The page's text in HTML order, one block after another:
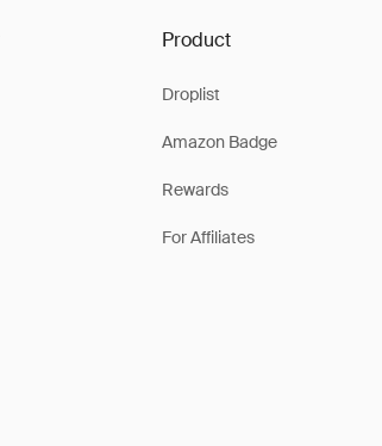
Product
Droplist
Amazon Badge
Rewards
For Affiliates